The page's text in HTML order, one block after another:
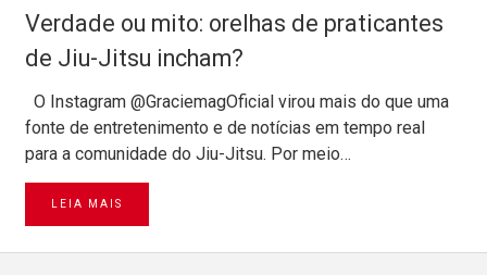
Verdade ou mito: orelhas de praticantes
de Jiu-Jitsu incham?
O Instagram @GraciemagOficial virou mais do que uma
fonte de entretenimento e de notícias em tempo real
para a comunidade do Jiu-Jitsu. Por meio…
LEIA MAIS